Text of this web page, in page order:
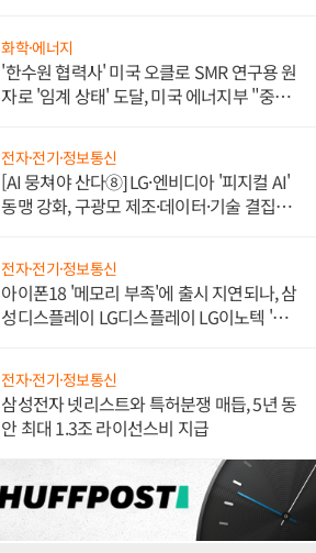
화학·에너지
'한수원 협력사' 미국 오클로 SMR 연구용 원
자로 '임계 상태' 도달, 미국 에너지부 "중요
전자·전기·정보통신
[AI 뭉쳐야 산다⑧] LG·엔비디아 '피지컬 AI'
동맹 강화, 구광모 제조·데이터·기술 결집
전자·전기·정보통신
아이폰18 '메모리 부족'에 출시 지연되나, 삼
성디스플레이 LG디스플레이 LG이노텍 '탈
전자·전기·정보통신
삼성전자 넷리스트와 특허분쟁 매듭, 5년 동
안 최대 1.3조 라이선스비 지급